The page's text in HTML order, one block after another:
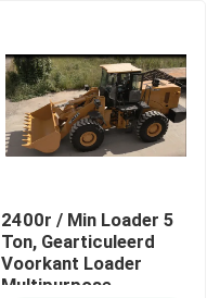
2400r / Min Loader 5
Ton, Gearticuleerd
Voorkant Loader
Multipurpose